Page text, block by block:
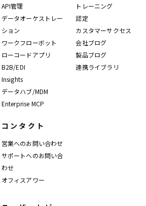
API管理
データオーケストレー
ション
ワークフローボット
ローコードアプリ
B2B/EDI
Insights
データハブ/MDM
Enterprise MCP
トレーニング
認定
カスタマーサクセス
会社ブログ
製品ブログ
連携ライブラリ
コンタクト
営業へのお問い合わせ
サポートへのお問い合
わせ
オフィスアワー